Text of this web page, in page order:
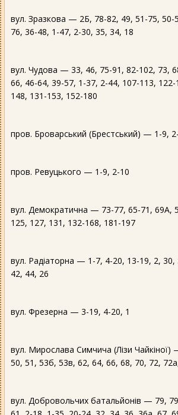
вул. Зразкова — 2Б, 78-82, 49, 51-75, 50-
76, 36-48, 1-47, 2-30, 35, 34, 18
вул. Чудова — 33, 46, 75-91, 82-102, 73,
66, 46-64, 39-57, 1-37, 2-44, 107-113,
148, 131-153, 152-180
пров. Броварський (Брестський) — 1-9,
пров. Ревуцького — 1-9, 2-10
вул. Демократична — 73-77, 65-71, 69А,
125, 127, 131, 132-168, 181-197
вул. Радіаторна — 1-7, 4-20, 13-19, 2, 30,
42, 44, 26
вул. Фрезерна — 3-19, 4-20, 1
вул. Мирослава Симчича (Лізи
50, 51, 53б, 53в, 62, 64, 66, 68, 70, 72,
вул. Добровольчих батальйонів — 79,